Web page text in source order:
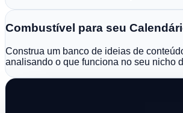
Combustível para seu
Construa um banco de ideias de
analisando o que funciona no seu nicho